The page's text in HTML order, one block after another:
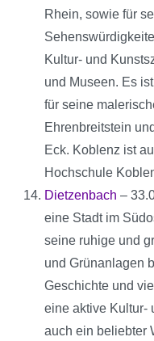
Rhein, sowie für
Kultur- und
und Museen. Es
für seine
Ehrenbreitstein
Eck. Koblenz ist
Hochschule
Dietzenbach –
eine Stadt im
seine ruhige und
und Grünanlagen
Geschichte und
eine aktive Kultur-
auch ein beliebter